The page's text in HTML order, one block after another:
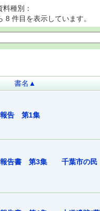
料種別：
8 件目を表示しています。
書名▲
査報告 第1集
報告書 第3集 千葉市の民